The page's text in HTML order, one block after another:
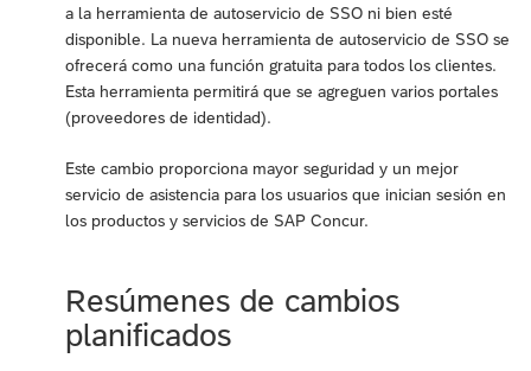
a la herramienta de autoservicio de SSO ni bien esté
disponible. La nueva herramienta de autoservicio de SSO se
ofrecerá como una función gratuita para todos los clientes.
Esta herramienta permitirá que se agreguen varios portales
(proveedores de identidad).
Este cambio proporciona mayor seguridad y un mejor
servicio de asistencia para los usuarios que inician sesión en
los productos y servicios de SAP Concur.
Resúmenes de cambios
planificados